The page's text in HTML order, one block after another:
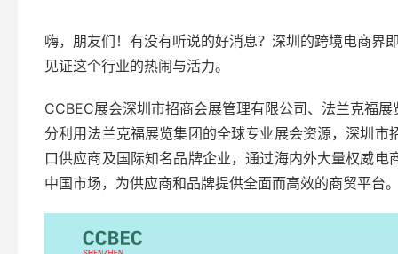
嗨，朋友们！有没有听说的好消息？深圳的跨境电商
见证这个行业的热闹与活力。
CCBEC展会深圳市招商会展管理有限公司、法兰克福
分利用法兰克福展览集团的全球专业展会资源，深圳
口供应商及国际知名品牌企业，通过海内外大量权威
中国市场，为供应商和品牌提供全面而高效的商贸平台